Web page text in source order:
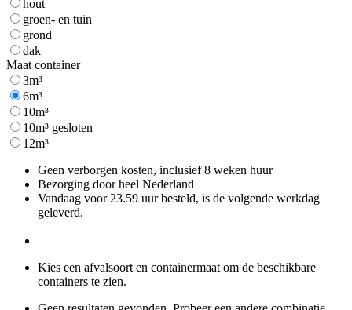
hout
groen- en tuin
grond
dak
Maat container
3m³
6m³
10m³
10m³ gesloten
12m³
Geen verborgen kosten, inclusief 8 weken huur
Bezorging door heel Nederland
Vandaag voor 23.59 uur besteld, is de volgende werkdag
geleverd.
Kies een afvalsoort en containermaat om de beschikbare
containers te zien.